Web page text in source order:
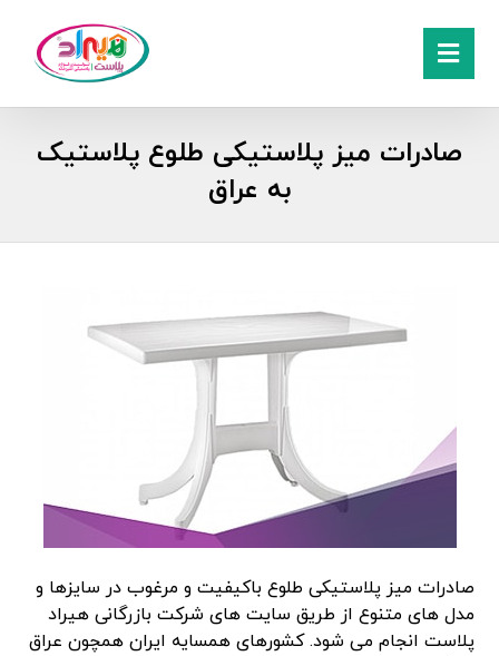
صادرات میز پلاستیکی طلوع پلاستیک
به عراق
صادرات میز پلاستیکی طلوع باکیفیت و مرغوب در سایزها و
مدل های متنوع از طریق سایت های شرکت بازرگانی هیراد
پلاست انجام می شود. کشورهای همسایه ایران همچون عراق